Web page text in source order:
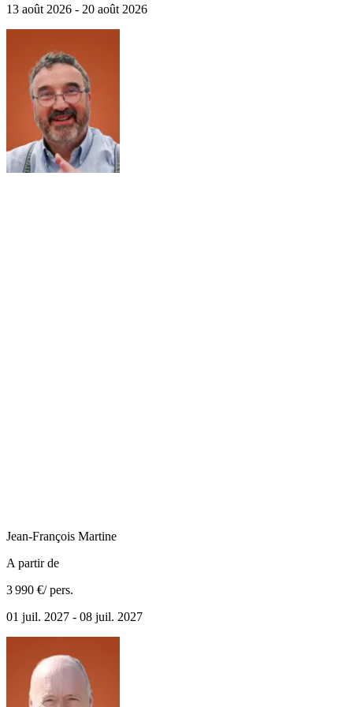
vivantes (musique et danse…).
13 août 2026 - 20 août 2026
Jean-François Martine
A partir de
3 990 €/ pers.
01 juil. 2027 - 08 juil. 2027